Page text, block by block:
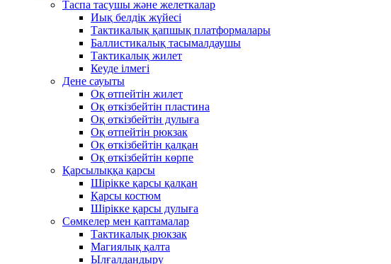
Таспа тасушы және желеткалар
Иық белдік жүйесі
Тактикалық қапшық платформалары
Баллистикалық тасымалдаушы
Тактикалық жилет
Кеуде ілмегі
Дене сауыты
Оқ өтпейтін жилет
Оқ өткізбейтін пластина
Оқ өткізбейтін дулыға
Оқ өтпейтін рюкзак
Оқ өткізбейтін қалқан
Оқ өткізбейтін көрпе
Қарсылыққа қарсы
Шірікке қарсы қалқан
Қарсы костюм
Шірікке қарсы дулыға
Сөмкелер мен қаптамалар
Тактикалық рюкзак
Магиялық қалта
Ылғалдандыру